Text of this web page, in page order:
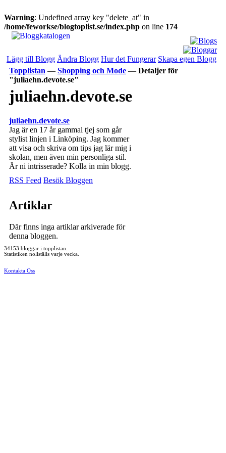
Warning: Undefined array key "delete_at" in
/home/feworkse/blogtoplist.se/index.php on line 174
Lägg till Blogg Ändra Blogg Hur det Fungerar Skapa egen Blogg
Topplistan — Shopping och Mode — Detaljer för
"juliaehn.devote.se"
juliaehn.devote.se
juliaehn.devote.se
Jag är en 17 år gammal tjej som går
stylist linjen i Linköping. Jag kommer
att visa och skriva om tips jag lär mig i
skolan, men även min personliga stil.
Är ni intrisserade? Kolla in min blogg.
RSS Feed Besök Bloggen
Artiklar
Där finns inga artiklar arkiverade för
denna bloggen.
34153 bloggar i topplistan.
Statistiken nollställs varje vecka.
Kontakta Oss